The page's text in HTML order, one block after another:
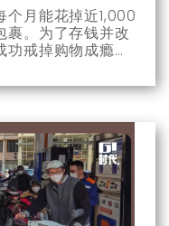
个月能花掉近1,000
裹。为了存钱并改
戒掉购物成瘾，